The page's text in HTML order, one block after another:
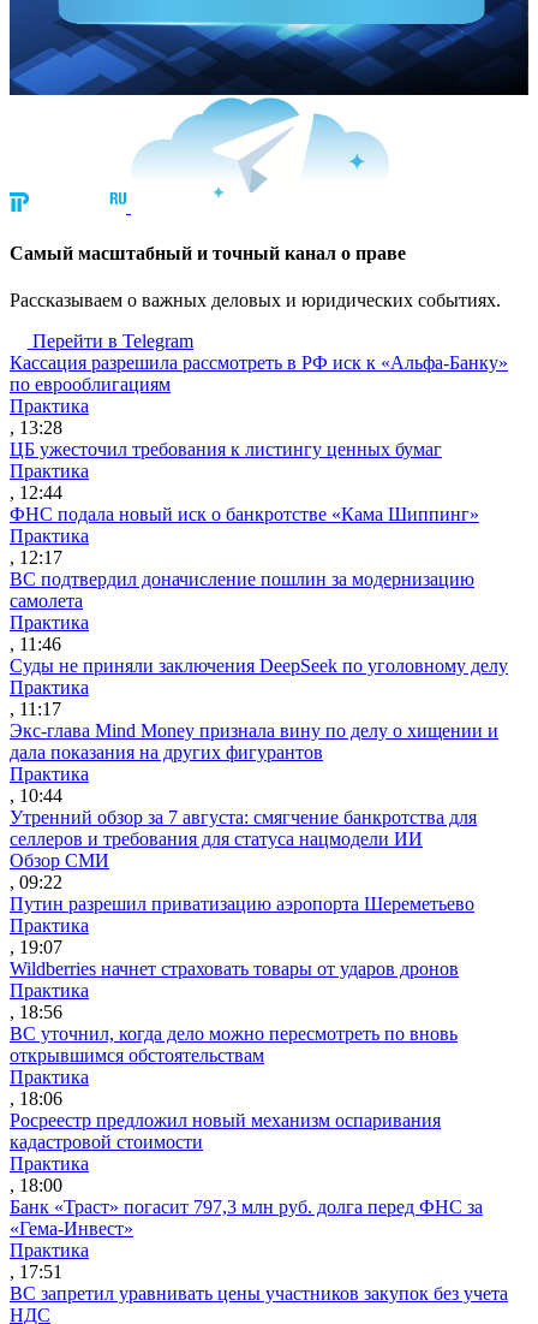
Cамый масштабный и точный канал о праве
Рассказываем о важных деловых и юридических событиях.
Перейти в Telegram
Кассация разрешила рассмотреть в РФ иск к «Альфа-Банку»
по еврооблигациям
Практика
, 13:28
ЦБ ужесточил требования к листингу ценных бумаг
Практика
, 12:44
ФНС подала новый иск о банкротстве «Кама Шиппинг»
Практика
, 12:17
ВС подтвердил доначисление пошлин за модернизацию
самолета
Практика
, 11:46
Суды не приняли заключения DeepSeek по уголовному делу
Практика
, 11:17
Экс-глава Mind Money признала вину по делу о хищении и
дала показания на других фигурантов
Практика
, 10:44
Утренний обзор за 7 августа: смягчение банкротства для
селлеров и требования для статуса нацмодели ИИ
Обзор СМИ
, 09:22
Путин разрешил приватизацию аэропорта Шереметьево
Практика
, 19:07
Wildberries начнет страховать товары от ударов дронов
Практика
, 18:56
ВС уточнил, когда дело можно пересмотреть по вновь
открывшимся обстоятельствам
Практика
, 18:06
Росреестр предложил новый механизм оспаривания
кадастровой стоимости
Практика
, 18:00
Банк «Траст» погасит 797,3 млн руб. долга перед ФНС за
«Гема-Инвест»
Практика
, 17:51
ВС запретил уравнивать цены участников закупок без учета
НДС